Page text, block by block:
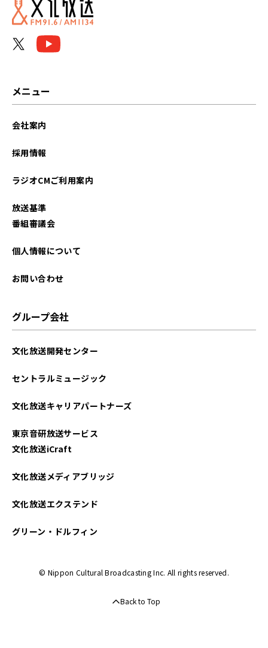
メニュー
会社案内
採用情報
ラジオCMご利用案内
放送基準
番組審議会
個人情報について
お問い合わせ
グループ会社
文化放送開発センター
セントラルミュージック
文化放送キャリアパートナーズ
東京音研放送サービス
文化放送iCraft
文化放送メディアブリッジ
文化放送エクステンド
グリーン・ドルフィン
© Nippon Cultural Broadcasting Inc. All rights reserved.
Back to Top